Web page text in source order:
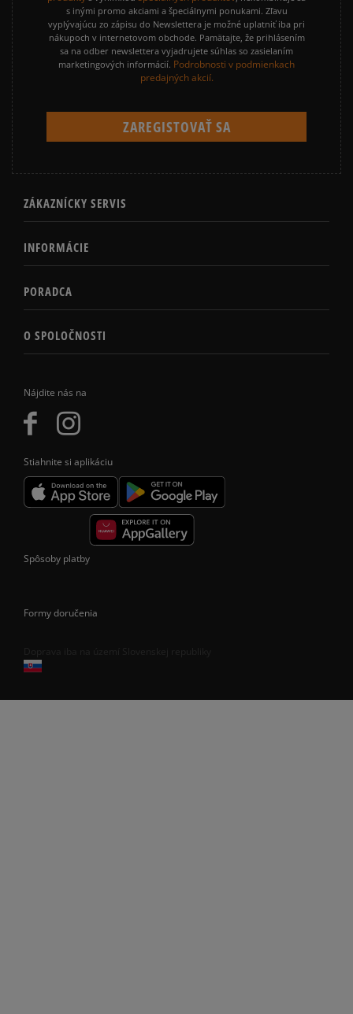
Nájdite nás na
Stiahnite si aplikáciu
s inými promo akciami a špeciálnymi ponukami. Zľavu
vyplývajúcu zo zápisu do Newslettera je možné uplatniť iba pri
nákupoch v internetovom obchode. Pamätajte, že prihlásením
sa na odber newslettera vyjadrujete súhlas so zasielaním
marketingových informácií. Podrobnosti v podmienkach
predajných akcií.
ZÁKAZNÍCKY SERVIS
INFORMÁCIE
PORADCA
O SPOLOČNOSTI
Spôsoby platby
Formy doručenia